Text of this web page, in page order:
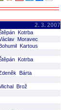
2. 3. 2007
Kotrba
Moravec
Kartous
Kotrba
Bárta
Brož